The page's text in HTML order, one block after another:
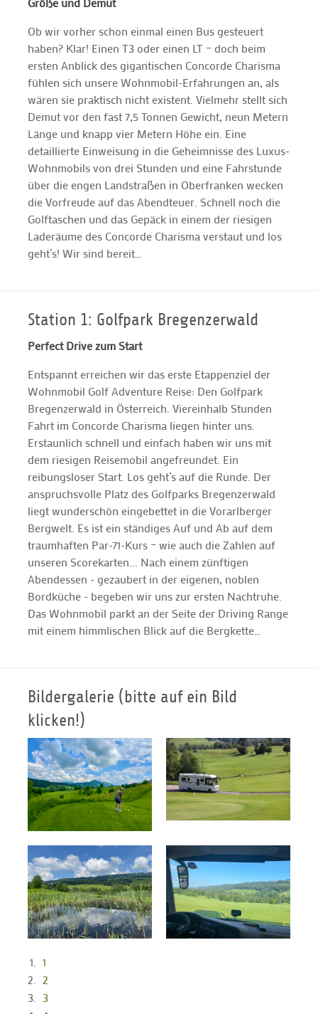
Ob wir vorher schon einmal einen Bus gesteuert
haben? Klar! Einen T3 oder einen LT – doch beim
ersten Anblick des gigantischen Concorde Charisma
fühlen sich unsere Wohnmobil-Erfahrungen an, als
wären sie praktisch nicht existent. Vielmehr stellt sich
Demut vor den fast 7,5 Tonnen Gewicht, neun Metern
Länge und knapp vier Metern Höhe ein. Eine
detaillierte Einweisung in die Geheimnisse des Luxus-
Wohnmobils von drei Stunden und eine Fahrstunde
über die engen Landstraßen in Oberfranken wecken
die Vorfreude auf das Abendteuer. Schnell noch die
Golftaschen und das Gepäck in einem der riesigen
Laderäume des Concorde Charisma verstaut und los
geht’s! Wir sind bereit…
Station 1: Golfpark Bregenzerwald
Perfect Drive zum Start
Entspannt erreichen wir das erste Etappenziel der
Wohnmobil Golf Adventure Reise: Den Golfpark
Bregenzerwald in Österreich. Viereinhalb Stunden
Fahrt im Concorde Charisma liegen hinter uns.
Erstaunlich schnell und einfach haben wir uns mit
dem riesigen Reisemobil angefreundet. Ein
reibungsloser Start. Los geht’s auf die Runde. Der
anspruchsvolle Platz des Golfparks Bregenzerwald
liegt wunderschön eingebettet in die Vorarlberger
Bergwelt. Es ist ein ständiges Auf und Ab auf dem
traumhaften Par-71-Kurs – wie auch die Zahlen auf
unseren Scorekarten... Nach einem zünftigen
Abendessen - gezaubert in der eigenen, noblen
Bordküche - begeben wir uns zur ersten Nachtruhe.
Das Wohnmobil parkt an der Seite der Driving Range
mit einem himmlischen Blick auf die Bergkette…
Bildergalerie (bitte auf ein Bild
klicken!)
1
2
3